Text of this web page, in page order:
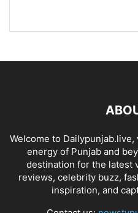
Welcome to
energy of Punjab and
destination for the latest
reviews, celebrity buzz,
inspiration, and